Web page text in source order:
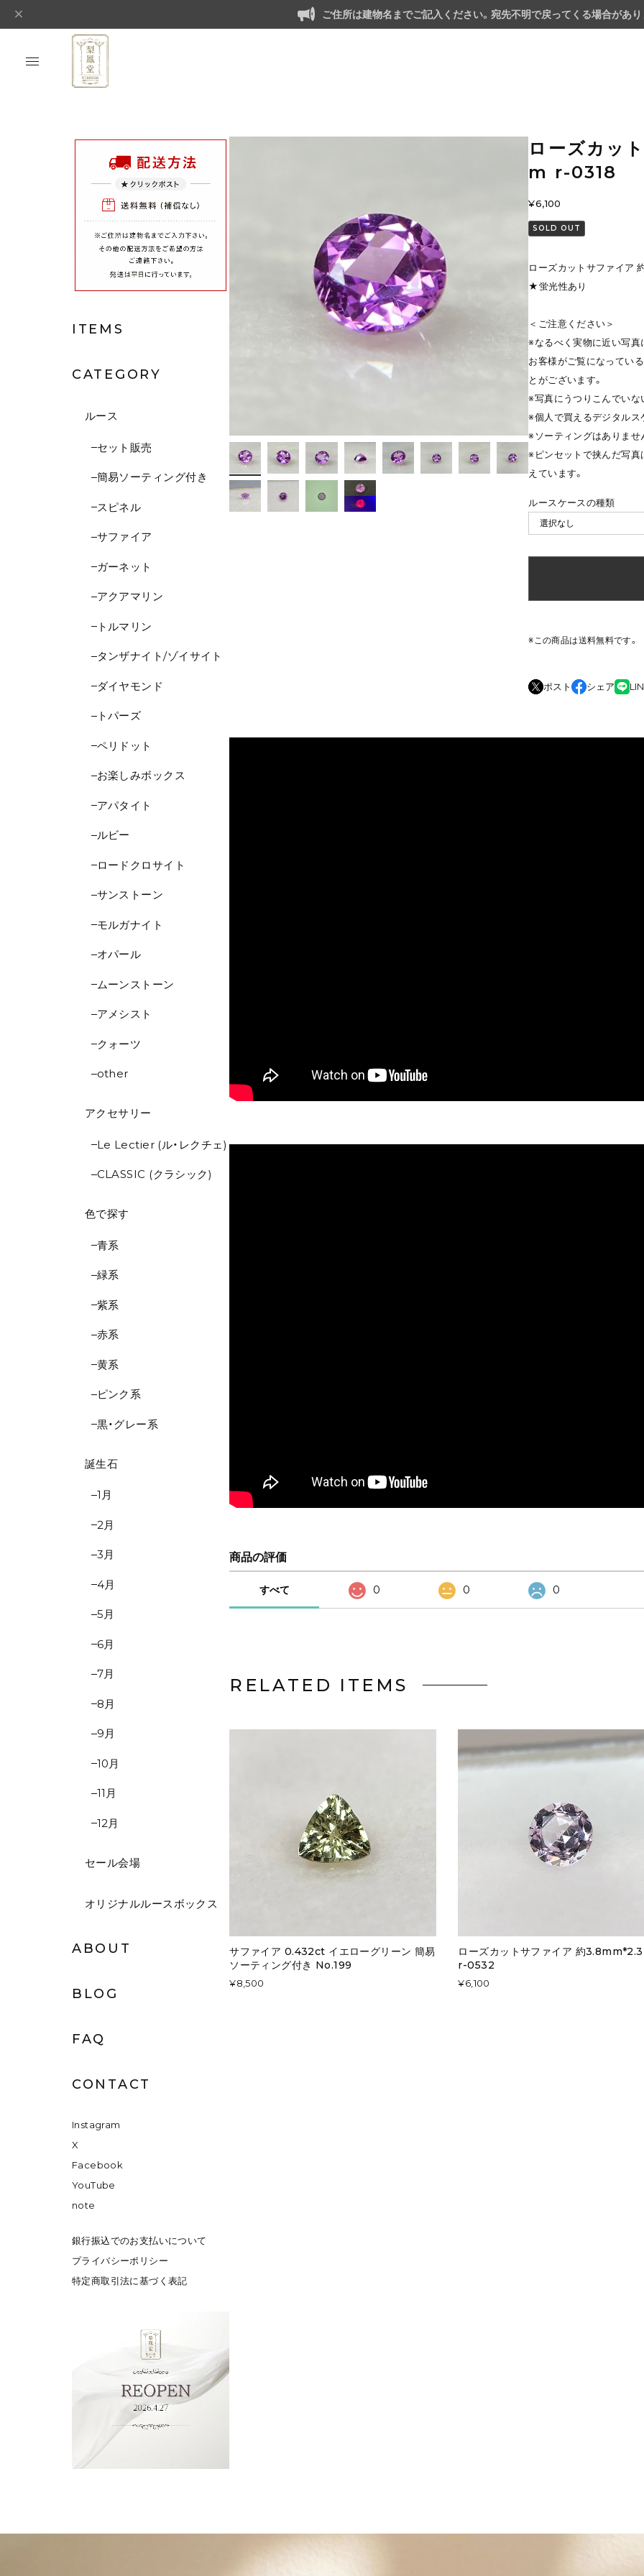
ご住所は建物名までご記入ください。宛先不明で戻ってくる場合があり
ITEMS
CATEGORY
ルース
セット販売
簡易ソーティング付き
スピネル
サファイア
ガーネット
アクアマリン
トルマリン
タンザナイト/ゾイサイト
ダイヤモンド
トパーズ
ペリドット
お楽しみボックス
アパタイト
ルビー
ロードクロサイト
サンストーン
モルガナイト
オパール
ムーンストーン
アメシスト
クォーツ
other
アクセサリー
Le Lectier (ル・レクチェ)
CLASSIC (クラシック)
色で探す
青系
緑系
紫系
赤系
黄系
ピンク系
黒・グレー系
誕生石
1月
2月
3月
4月
5月
6月
7月
8月
9月
10月
11月
12月
セール会場
オリジナルルースボックス
ABOUT
BLOG
FAQ
CONTACT
Instagram
X
Facebook
YouTube
note
銀行振込でのお支払いについて
プライバシーポリシー
特定商取引法に基づく表記
ローズカッ
m r-0318
¥6,100
SOLD OUT
ローズカットサファイア
★蛍光性あり
＜ご注意ください＞
※なるべく実物に近い写真
お客様がご覧になってい
とがございます。
※写真にうつりこんでいな
※個人で買えるデジタルス
※ソーティングはありませ
※ピンセットで挟んだ写真
えています。
ルースケースの種類
※この商品は送料無料です。
ポスト シェア
商品の評価
すべて 0 0 0
RELATED ITEMS
サファイア 0.432ct イエローグリーン 簡易
ソーティング付き No.199
¥8,500
ローズカットサファイア 約
r-0532
¥6,100